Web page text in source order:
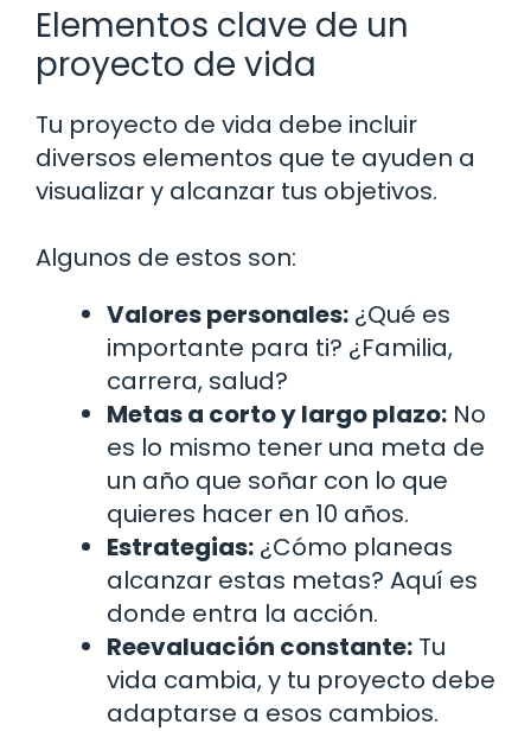
Elementos clave de un
proyecto de vida
Tu proyecto de vida debe incluir
diversos elementos que te ayuden a
visualizar y alcanzar tus objetivos.
Algunos de estos son:
Valores personales: ¿Qué es
importante para ti? ¿Familia,
carrera, salud?
Metas a corto y largo plazo: No
es lo mismo tener una meta de
un año que soñar con lo que
quieres hacer en 10 años.
Estrategias: ¿Cómo planeas
alcanzar estas metas? Aquí es
donde entra la acción.
Reevaluación constante: Tu
vida cambia, y tu proyecto debe
adaptarse a esos cambios.